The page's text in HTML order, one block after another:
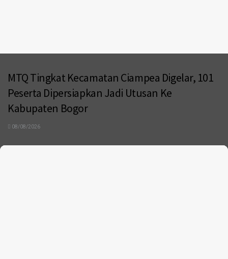
MTQ Tingkat Kecamatan Ciampea Digelar, 101
Peserta Dipersiapkan Jadi Utusan Ke
Kabupaten Bogor
08/08/2026